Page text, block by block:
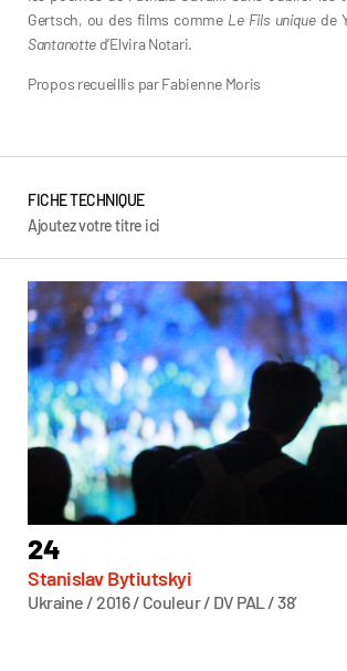
Gertsch, ou des films comme Le Fils uniquede
Santanotte d’Elvira Notari.
Propos recueillis par Fabienne Moris
FICHE TECHNIQUE
Ajoutez votre titre ici
24
Stanislav Bytiutskyi
Ukraine / 2016 / Couleur / DV PAL / 38’